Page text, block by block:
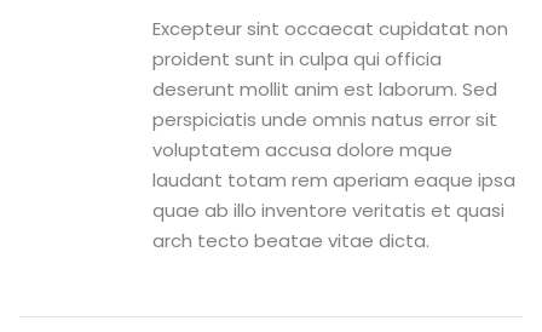
Excepteur sint occaecat cupidatat non
proident sunt in culpa qui officia
deserunt mollit anim est laborum. Sed
perspiciatis unde omnis natus error sit
voluptatem accusa dolore mque
laudant totam rem aperiam eaque ipsa
quae ab illo inventore veritatis et quasi
arch tecto beatae vitae dicta.